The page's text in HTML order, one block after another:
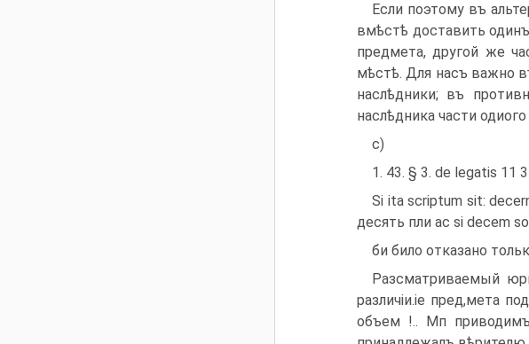
Если поэтому въ
вмѣстѣ доставить
предмета, другой же
мѣстѣ. Для насъ важно
наслѣдники; въ
наслѣдника части
c)
1. 43. § 3. de legatis 11
Si ita scriptum sit:
десять пли ас si decem
би било отказано
Разсматриваемый
различіи.іе пред,мета
объем !.. Мп